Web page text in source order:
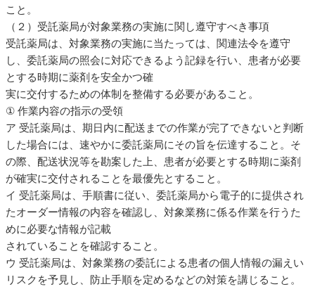
こと。
（２）受託薬局が対象業務の実施に関し遵守すべき事項
受託薬局は、対象業務の実施に当たっては、関連法令を遵守
し、委託薬局の照会に対応できるよう記録を行い、患者が必要
とする時期に薬剤を安全かつ確
実に交付するための体制を整備する必要があること。
① 作業内容の指示の受領
ア 受託薬局は、期日内に配送までの作業が完了できないと判断
した場合には、速やかに委託薬局にその旨を伝達すること。そ
の際、配送状況等を勘案した上、患者が必要とする時期に薬剤
が確実に交付されることを最優先とすること。
イ 受託薬局は、手順書に従い、委託薬局から電子的に提供され
たオーダー情報の内容を確認し、対象業務に係る作業を行うた
めに必要な情報が記載
されていることを確認すること。
ウ 受託薬局は、対象業務の委託による患者の個人情報の漏えい
リスクを予見し、防止手順を定めるなどの対策を講じること。